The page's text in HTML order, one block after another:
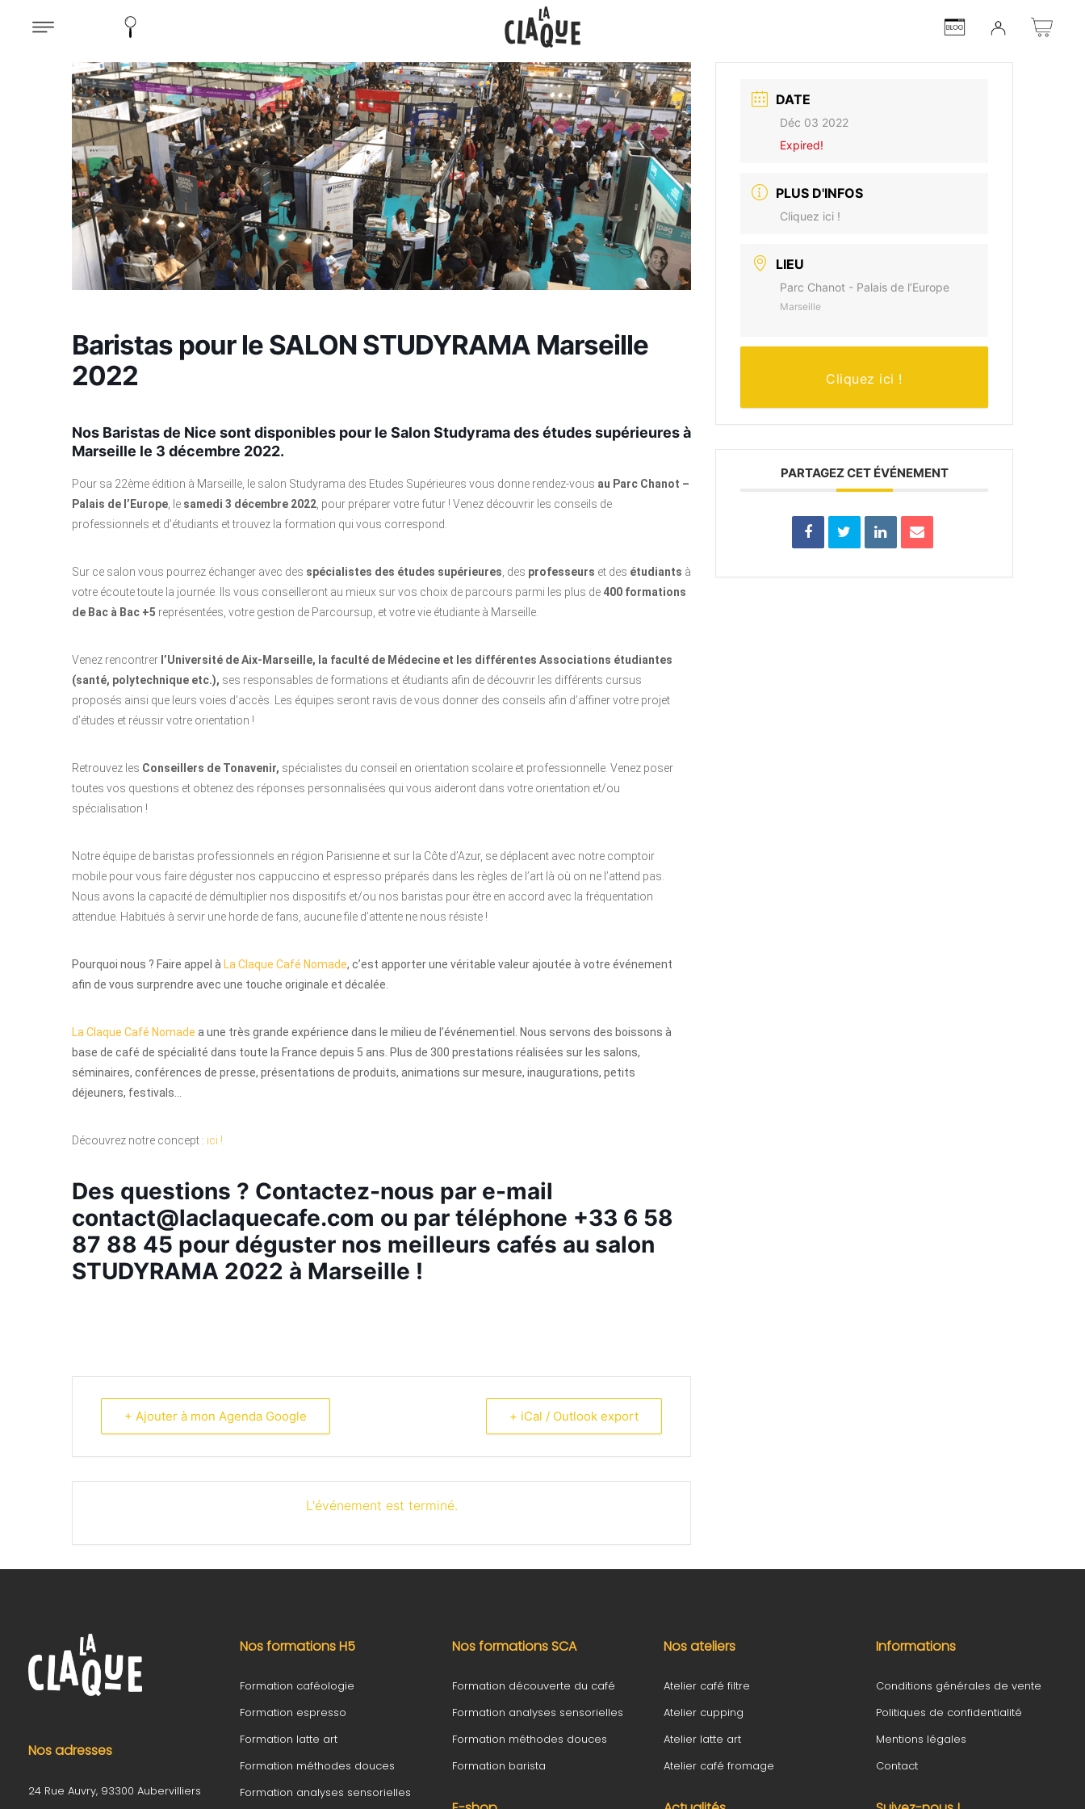
Baristas pour le SALON STUDYRAMA Marseille
2022
Nos Baristas de Nice sont disponibles pour le Salon Studyramades études supérieures à
Marseille le 3 décembre 2022.
Pour sa 22ème édition à Marseille, le salon Studyrama des Etudes Supérieures vous donne rendez-vous au Parc Chanot –
Palais de l’Europe , le samedi 3 décembre 2022 , pour préparer votre futur ! Venez découvrir les conseils de
professionnels et d’étudiants et trouvez la formation qui vous correspond.
Sur ce salon vous pourrez échanger avec des spécialistes des études supérieures , des professeurs et des étudiants à
votre écoute toute la journée. Ils vous conseilleront au mieux sur vos choix de parcours parmi les plus de 400 formations
de Bac à Bac +5 représentées, votre gestion de Parcoursup, et votre vie étudiante à Marseille.
Venez rencontrer l’Université de Aix-Marseille, la faculté de Médecine et les différentes Associations étudiantes
(santé, polytechnique etc.), ses responsables de formations et étudiants afin de découvrir les différents cursus
proposés ainsi que leurs voies d’accès. Les équipes seront ravis de vous donner des conseils afin d’affiner votre projet
d’études et réussir votre orientation !
Retrouvez les Conseillers de Tonavenir, spécialistes du conseil en orientation scolaire et professionnelle. Venez poser
toutes vos questions et obtenez des réponses personnalisées qui vous aideront dans votre orientation et/ou
spécialisation !
Notre équipe de baristas professionnels en région Parisienne et sur la Côte d’Azur, se déplacent avec notre comptoir
mobile pour vous faire déguster nos cappuccino et espresso préparés dans les règles de l’art là où on ne l’attend pas.
Nous avons la capacité de démultiplier nos dispositifs et/ou nos baristas pour être en accord avec la fréquentation
attendue. Habitués à servir une horde de fans, aucune file d’attente ne nous résiste !
Pourquoi nous ? Faire appel à La Claque Café Nomade, c’est apporter une véritable valeur ajoutée à votre événement
afin de vous surprendre avec une touche originale et décalée.
La Claque Café Nomade a une très grande expérience dans le milieu de l’événementiel. Nous servons des boissons à
base de café de spécialité dans toute la France depuis 5 ans. Plus de 300 prestations réalisées sur les salons,
séminaires, conférences de presse, présentations de produits, animations sur mesure, inaugurations, petits
déjeuners, festivals…
Découvrez notre concept : ici !
Des questions ? Contactez-nous par e-mail
contact@laclaquecafe.com ou par téléphone +33 6 58
87 88 45 pour déguster nos meilleurs cafés au salon
STUDYRAMA 2022 à Marseille !
+ Ajouter à mon Agenda Google + iCal / Outlook export
L'événement est terminé.
DATE
Déc 03 2022
Expired!
PLUS D'INFOS
Cliquez ici !
LIEU
Parc Chanot - Palais de l’Europe
Marseille
Cliquez ici !
PARTAGEZ CET ÉVÉNEMENT
Nos adresses
24 Rue Auvry, 93300 Aubervilliers
Nos formations H5
Formation caféologie
Formation espresso
Formation latte art
Formation méthodes douces
Formation analyses sensorielles
Nos formations SCA
Formation découverte du café
Formation analyses sensorielles
Formation méthodes douces
Formation barista
Nos ateliers
Atelier café filtre
Atelier cupping
Atelier latte art
Atelier café fromage
Informations
Conditions générales de vente
Politiques de confidentialité
Mentions légales
Contact